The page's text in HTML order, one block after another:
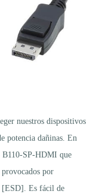
nuestros dispositivos
potencia dañinas. En
B110-SP-HDMI que
por
[ESD]. Es fácil de